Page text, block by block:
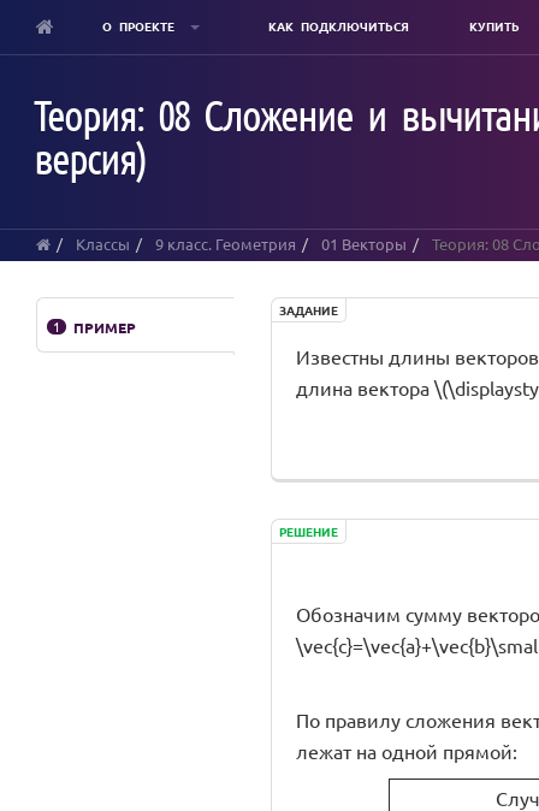
content
О ПРОЕКТЕ КАК ПОДКЛЮЧИТЬСЯ КУПИТЬ
Теория: 08 Сложение и
версия)
Классы 9 класс. Геометрия 01 Векторы Теория: 08
1 ПРИМЕР
ЗАДАНИЕ
Известны длины
длина вектора
РЕШЕНИЕ
Обозначим сумму
По правилу сложения
лежат на одной прямой: